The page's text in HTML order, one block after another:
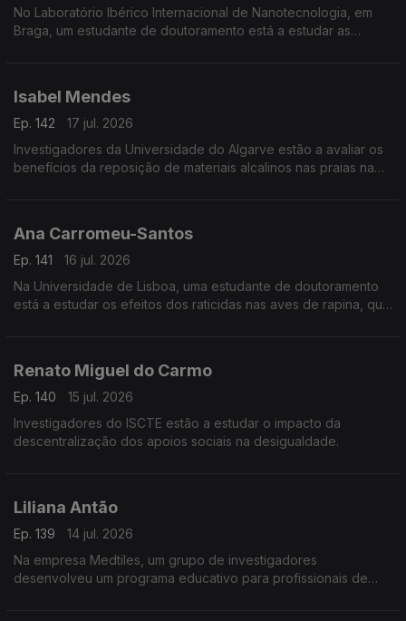
No Laboratório Ibérico Internacional de Nanotecnologia, em
Braga, um estudante de doutoramento está a estudar as
Isabel Mendes
Ep. 142
17 jul. 2026
Investigadores da Universidade do Algarve estão a avaliar os
benefícios da reposição de materiais alcalinos nas praias na
Ana Carromeu-Santos
Ep. 141
16 jul. 2026
Na Universidade de Lisboa, uma estudante de doutoramento
está a estudar os efeitos dos raticidas nas aves de rapina, que
Renato Miguel do Carmo
Ep. 140
15 jul. 2026
Investigadores do ISCTE estão a estudar o impacto da
descentralização dos apoios sociais na desigualdade.
Liliana Antão
Ep. 139
14 jul. 2026
Na empresa Medtiles, um grupo de investigadores
desenvolveu um programa educativo para profissionais de